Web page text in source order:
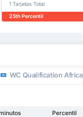
1 Tarjetas Total
25th Percentil
WC Qualification Africa
Percentil